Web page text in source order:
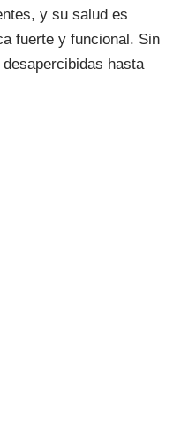
y su salud es
fuerte y funcional. Sin
hasta